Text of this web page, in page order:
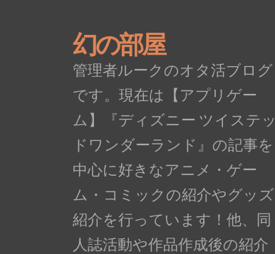
幻の部屋
管理者ルークのオタ活ブログ
です。現在は【アプリゲー
ム】『ディズニー ツイステッ
ドワンダーランド』の記事を
中心に好きなアニメ・ゲー
ム・コミックの紹介やグッズ
紹介を行っています！他、同
人誌活動や作品作成後の紹介